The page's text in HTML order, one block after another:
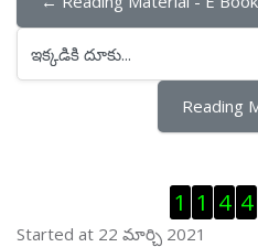
ఇక్కడికి దూకు...
Reading
Visitor Counter ను తప్పించు
1 1 4 4
Started at 22 మార్చి 2021